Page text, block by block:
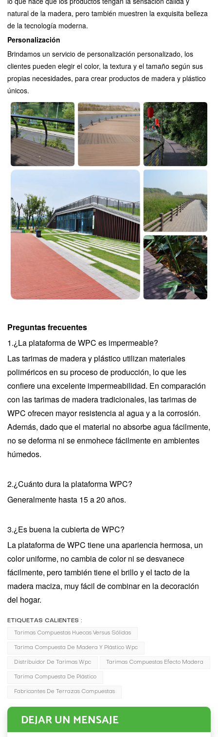
natural de la madera, pero también muestren la exquisita belleza
de la tecnología moderna.
Personalización
Brindamos un servicio de personalización personalizado, los
clientes pueden elegir el color, la textura y el tamaño según sus
propias necesidades, para crear productos de madera y plástico
únicos.
Preguntas frecuentes
1.¿La plataforma de WPC es impermeable?
Las tarimas de madera y plástico utilizan materiales
poliméricos en su proceso de producción, lo que les
confiere una excelente impermeabilidad. En comparación
con las tarimas de madera tradicionales, las tarimas de
WPC ofrecen mayor resistencia al agua y a la corrosión.
Además, dado que el material no absorbe agua fácilmente,
no se deforma ni se enmohece fácilmente en ambientes
húmedos.
2.¿Cuánto dura la plataforma WPC?
Generalmente hasta 15 a 20 años.
3.¿Es buena la cubierta de WPC?
La plataforma de WPC tiene una apariencia hermosa, un
color uniforme, no cambia de color ni se desvanece
fácilmente, pero también tiene el brillo y el tacto de la
madera maciza, muy fácil de combinar en la decoración
del hogar.
ETIQUETAS CALIENTES :
Tarimas Compuestas Huecas Versus Sólidas
Tarima Compuesta De Madera Y Plástico Wpc
Distribuidor De Tarimas Wpc Tarimas Compuestas Efecto Madera
Tarima Compuesta De Plástico
Fabricantes De Terrazas Compuestas
DEJAR UN MENSAJE